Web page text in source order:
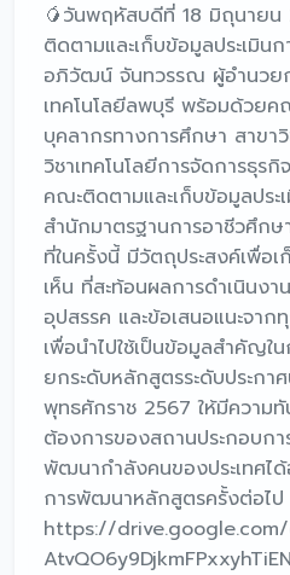
🥭วันพฤหัสบดีที่ 18 มิถุนาย
ติดตามและเก็บข้อมูลประเมิน
อภิวัฒน์ จันทวรรณ ผู้อำนวย
เทคโนโลยีลพบุรี พร้อมด้วยค
บุคลากรทางการศึกษา สาขา
วิชาเทคโนโลยีการจัดการธุร
คณะติดตามและเก็บข้อมูลประ
สำนักมาตรฐานการอาชีวศึก
ที่ในครั้งนี้ มีวัตถุประสงค์เพื่อ
เห็น ที่สะท้อนผลการดำเนินง
อุปสรรค และข้อเสนอแนะจา
เพื่อนำไปใช้เป็นข้อมูลสำคัญ
ยกระดับหลักสูตรระดับประก
พุทธศักราช 2567 ให้มีความ
ต้องการของสถานประกอบก
พัฒนากำลังคนของประเทศไ
การพัฒนาหลักสูตรครั้งต่อไป
https://